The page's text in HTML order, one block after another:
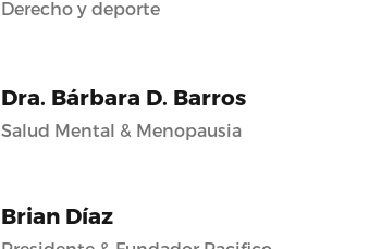
Derecho y deporte
Dra. Bárbara D. Barros
Salud Mental & Menopausia
Brian Díaz